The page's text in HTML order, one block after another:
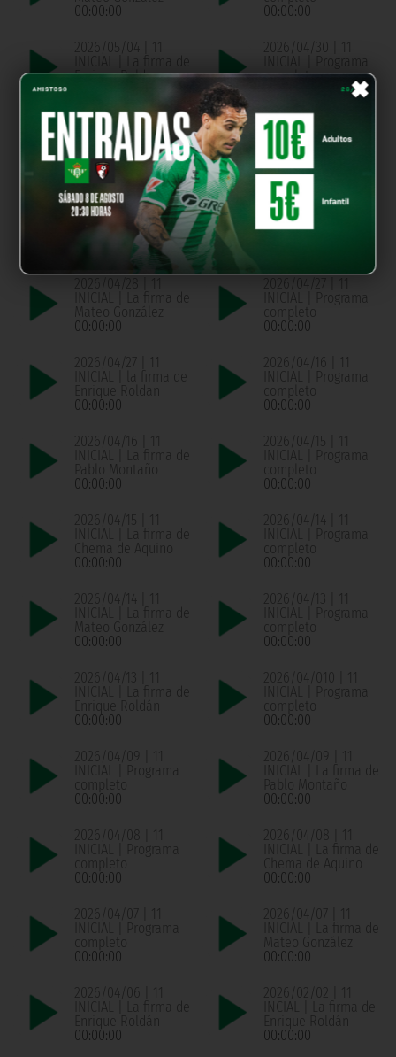
×
00:00:00
00:00:00
2026/05/04 | 11
INICIAL | La firma de
Enrique Roldan
2026/04/30 | 11
INICIAL | Programa
completo
2026/04/30 | 11
INICIAL | La firma de
Pablo Montaño
00:00:00
2026/04/29 | 11
INICIAL | Programa
completo
00:00:00
2026/04/29 | 11
INICIAL | La firma de
Chema de Aquino
2026/04/28 | 11
INICIAL | Programa
completo
2026/04/28 | 11
INICIAL | La firma de
Mateo González
00:00:00
2026/04/27 | 11
INICIAL | Programa
completo
00:00:00
2026/04/27 | 11
INICIAL | la firma de
Enrique Roldan
00:00:00
2026/04/16 | 11
INICIAL | Programa
completo
00:00:00
2026/04/16 | 11
INICIAL | La firma de
Pablo Montaño
00:00:00
2026/04/15 | 11
INICIAL | Programa
completo
00:00:00
2026/04/15 | 11
INICIAL | La firma de
Chema de Aquino
00:00:00
2026/04/14 | 11
INICIAL | Programa
completo
00:00:00
2026/04/14 | 11
INICIAL | La firma de
Mateo González
00:00:00
2026/04/13 | 11
INICIAL | Programa
completo
00:00:00
2026/04/13 | 11
INICIAL | La firma de
Enrique Roldán
00:00:00
2026/04/010 | 11
INICIAL | Programa
completo
00:00:00
2026/04/09 | 11
INICIAL | Programa
completo
00:00:00
2026/04/09 | 11
INICIAL | La firma de
Pablo Montaño
00:00:00
2026/04/08 | 11
INICIAL | Programa
completo
00:00:00
2026/04/08 | 11
INICIAL | La firma de
Chema de Aquino
00:00:00
2026/04/07 | 11
INICIAL | Programa
completo
00:00:00
2026/04/07 | 11
INICIAL | La firma de
Mateo González
00:00:00
2026/04/06 | 11
INICIAL | La firma de
Enrique Roldán
00:00:00
2026/02/02 | 11
INCIAL | La firma de
Enrique Roldán
00:00:00